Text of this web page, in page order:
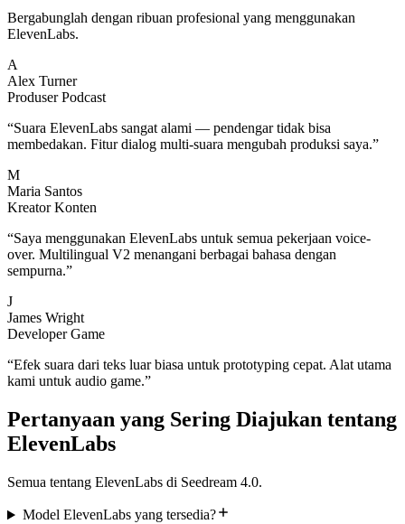
Bergabunglah dengan ribuan profesional yang menggunakan
ElevenLabs.
A
Alex Turner
Produser Podcast
“Suara ElevenLabs sangat alami — pendengar tidak bisa
membedakan. Fitur dialog multi-suara mengubah produksi saya.”
M
Maria Santos
Kreator Konten
“Saya menggunakan ElevenLabs untuk semua pekerjaan voice-
over. Multilingual V2 menangani berbagai bahasa dengan
sempurna.”
J
James Wright
Developer Game
“Efek suara dari teks luar biasa untuk prototyping cepat. Alat utama
kami untuk audio game.”
Pertanyaan yang Sering Diajukan tentang
ElevenLabs
Semua tentang ElevenLabs di Seedream 4.0.
Model ElevenLabs yang tersedia?